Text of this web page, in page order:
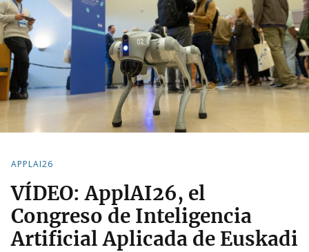
APPLAI26
VÍDEO: ApplAI26, el
Congreso de Inteligencia
Artificial Aplicada de Euskadi